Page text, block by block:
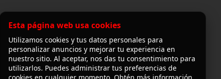
Esta página web usa cookies
Utilizamos cookies y tus datos personales para
personalizar anuncios y mejorar tu experiencia en
nuestro sitio. Al aceptar, nos das tu consentimiento para
utilizarlos. Puedes administrar tus preferencias de